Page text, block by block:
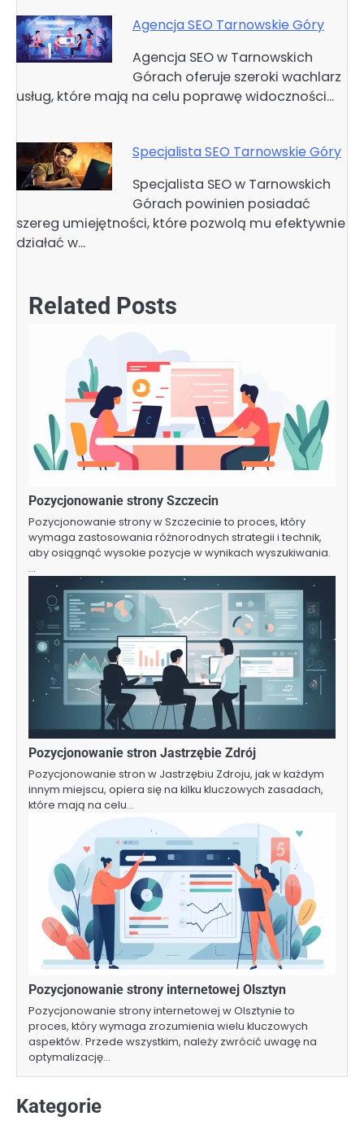
Agencja SEO Tarnowskie Góry
Agencja SEO w Tarnowskich
Górach oferuje szeroki wachlarz
usług, które mają na celu poprawę widoczności…
Specjalista SEO Tarnowskie Góry
Specjalista SEO w Tarnowskich
Górach powinien posiadać
szereg umiejętności, które pozwolą mu efektywnie
działać w…
Related Posts
Pozycjonowanie strony Szczecin
Pozycjonowanie strony w Szczecinie to proces, który
wymaga zastosowania różnorodnych strategii i technik,
aby osiągnąć wysokie pozycje w wynikach wyszukiwania.
…
Pozycjonowanie stron Jastrzębie Zdrój
Pozycjonowanie stron w Jastrzębiu Zdroju, jak w każdym
innym miejscu, opiera się na kilku kluczowych zasadach,
które mają na celu…
Pozycjonowanie strony internetowej Olsztyn
Pozycjonowanie strony internetowej w Olsztynie to
proces, który wymaga zrozumienia wielu kluczowych
aspektów. Przede wszystkim, należy zwrócić uwagę na
optymalizację…
Kategorie